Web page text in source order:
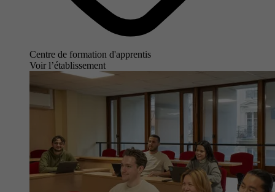
Centre de formation d'apprentis
Voir l’établissement